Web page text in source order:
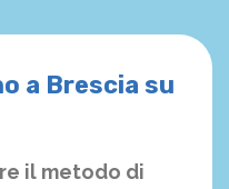
a Brescia su
il metodo di